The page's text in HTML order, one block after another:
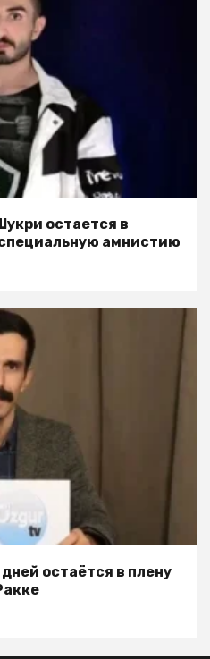
остается в
амнистию
остаётся в плену